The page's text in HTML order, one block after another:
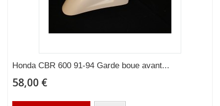
Honda CBR 600 91-94 Garde boue avant...
58,00 €